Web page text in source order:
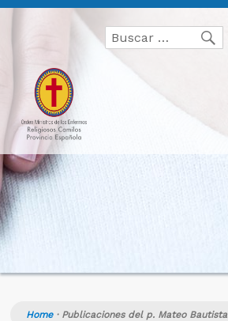
Buscar
por:
Home· Publicaciones del p. Mateo Bautista